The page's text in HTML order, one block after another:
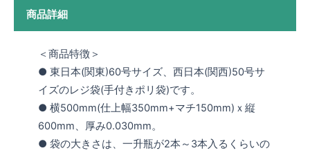
商品詳細
＜商品特徴＞
● 東日本(関東)60号サイズ、西日本(関西)50号サ
イズのレジ袋(手付きポリ袋)です。
● 横500mm(仕上幅350mm+マチ150mm)ｘ縦
600mm、厚み0.030mm。
● 袋の大きさは、一升瓶が2本～3本入るくらいの